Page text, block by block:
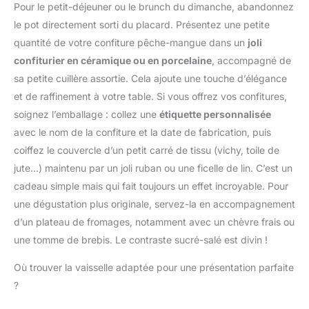
Gousses de Vanille
précieux pour votre
collection. Notre
casserole en cuivre
apportera la touche finale
parfaite à votre cuisine.
Cet ustensile polyvalent
est conçu pour les
passionnés de cuisine,
les gourmets et les
familles qui aiment
sublimant ainsi votre
expérience culinaire. Que
ce soit pour la cuisine de
tous les jours ou pour
un choix idéal, alliant
esthétique et
performance supérieure :
cm, suffisamment longue
pour éviter de vous
brûler les mains pendant
la mesure ; plage de
température : -50 ℃ ~
300 ℃ Économie
d'énergie : Fonction
d'arrêt automatique
patisserie s'éteindra
automatiquement après
10 minutes d'inactivité ;
et il peut basculer entre
de la mesure de la
température. Plusieurs
Méthodes de Stockage :
cuisson à lecture
25CM SONDE LONGUE
EN ACIER INOXYDABLE:
Équipé d'une sonde
température cuisine de
haute qualité, il permet
profondeur sans risquer
de vous brûler les mains.
Idéal pour les grandes
casseroles, la friture de
préparation de yaourts
en toute sécurité. ÉCRAN
ROTATIF ET LISIBLE:
L'affichage numérique de
ce thermomètre
tourné pour une lecture
facile sous n'importe
Pour le petit-déjeuner ou le brunch du dimanche, abandonnez
le pot directement sorti du placard. Présentez une petite
quantité de votre confiture pêche-mangue dans un joli
confiturier en céramique ou en porcelaine , accompagné de
sa petite cuillère assortie. Cela ajoute une touche d’élégance
et de raffinement à votre table. Si vous offrez vos confitures,
soignez l’emballage : collez une étiquette personnalisée
avec le nom de la confiture et la date de fabrication, puis
coiffez le couvercle d’un petit carré de tissu (vichy, toile de
jute…) maintenu par un joli ruban ou une ficelle de lin. C’est un
cadeau simple mais qui fait toujours un effet incroyable. Pour
une dégustation plus originale, servez-la en accompagnement
d’un plateau de fromages, notamment avec un chèvre frais ou
une tomme de brebis. Le contraste sucré-salé est divin !
Où trouver la vaisselle adaptée pour une présentation parfaite
?